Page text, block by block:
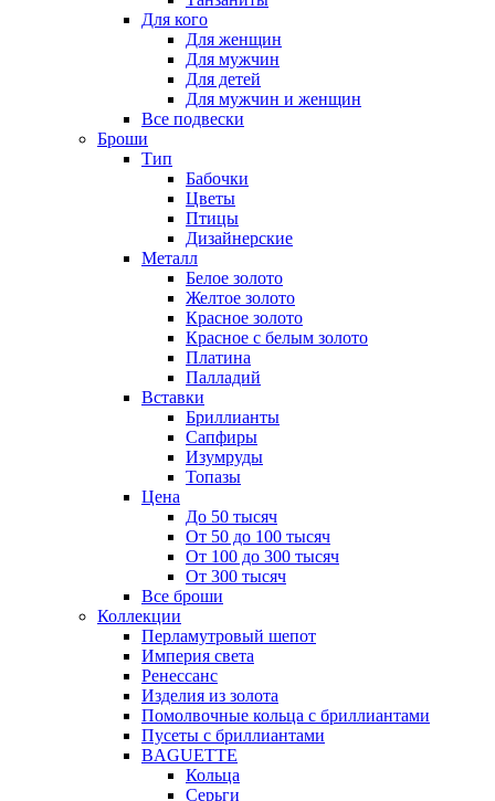
Для кого
Для женщин
Для мужчин
Для детей
Для мужчин и женщин
Все подвески
Броши
Тип
Бабочки
Цветы
Птицы
Дизайнерские
Металл
Белое золото
Желтое золото
Красное золото
Красное с белым золото
Платина
Палладий
Вставки
Бриллианты
Сапфиры
Изумруды
Топазы
Цена
До 50 тысяч
От 50 до 100 тысяч
От 100 до 300 тысяч
От 300 тысяч
Все броши
Коллекции
Перламутровый шепот
Империя света
Ренессанс
Изделия из золота
Помолвочные кольца с бриллиантами
Пусеты с бриллиантами
BAGUETTE
Кольца
Серьги